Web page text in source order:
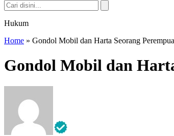
Hukum
Home » Gondol Mobil dan Harta Seorang
Gondol Mobil dan